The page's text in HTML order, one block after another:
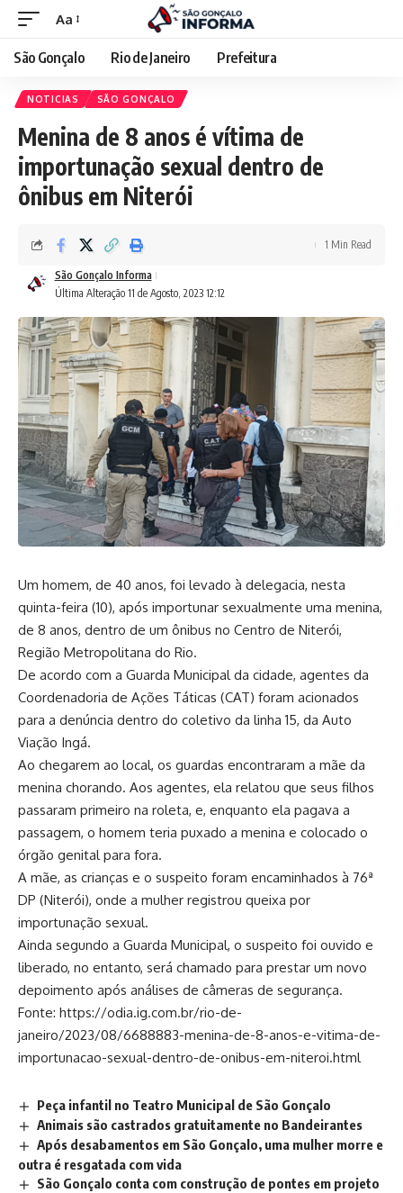
Aa
São Gonçalo Rio de Janeiro Prefeitura
NOTICIAS SÃO GONÇALO
Menina de 8 anos é vítima de
importunação sexual dentro de
ônibus em Niterói
Última Alteração 11 de Agosto, 2023 12:12
São Gonçalo Informa
1 Min Read
Um homem, de 40 anos, foi levado à delegacia, nesta
quinta-feira (10), após importunar sexualmente uma menina,
de 8 anos, dentro de um ônibus no Centro de Niterói,
Região Metropolitana do Rio.
De acordo com a Guarda Municipal da cidade, agentes da
Coordenadoria de Ações Táticas (CAT) foram acionados
para a denúncia dentro do coletivo da linha 15, da Auto
Viação Ingá.
Ao chegarem ao local, os guardas encontraram a mãe da
menina chorando. Aos agentes, ela relatou que seus filhos
passaram primeiro na roleta, e, enquanto ela pagava a
passagem, o homem teria puxado a menina e colocado o
órgão genital para fora.
A mãe, as crianças e o suspeito foram encaminhados à 76ª
DP (Niterói), onde a mulher registrou queixa por
importunação sexual.
Ainda segundo a Guarda Municipal, o suspeito foi ouvido e
liberado, no entanto, será chamado para prestar um novo
depoimento após análises de câmeras de segurança.
Fonte: https://odia.ig.com.br/rio-de-
janeiro/2023/08/6688883-menina-de-8-anos-e-vitima-de-
importunacao-sexual-dentro-de-onibus-em-niteroi.html
Peça infantil no Teatro Municipal de São Gonçalo
Animais são castrados gratuitamente no Bandeirantes
Após desabamentos em São Gonçalo, uma mulher morre e
outra é resgatada com vida
São Gonçalo conta com construção de pontes em projeto